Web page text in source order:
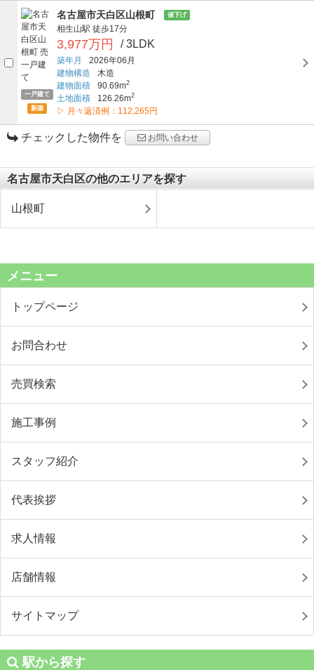
一戸建て
新築
名古屋市天白区山根町 値下げ
相生山駅 徒歩17分
3,977万円 / 3LDK
築年月
2026年06月
建物構造
木造
建物面積
90.69m2
土地面積 126.26m2
▷ 月々返済例：112,265円
チェックした物件を お問い合わせ
名古屋市天白区の他のエリアを探す
山根町
メニュー
トップページ
お問合わせ
売買検索
施工事例
スタッフ紹介
代表挨拶
求人情報
店舗情報
サイトマップ
駅から探す